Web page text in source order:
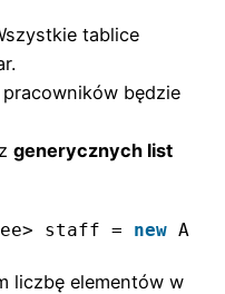
tablice
będzie
generycznych list
staff = new
liczbę elementów w